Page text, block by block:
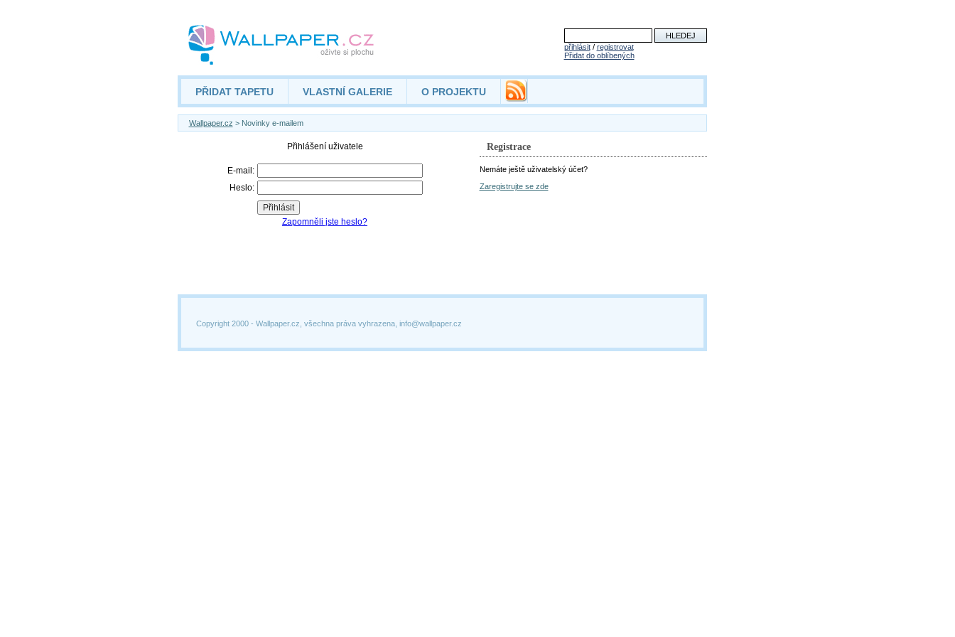
přihlásit/ registrovat
Přidat do oblíbených
PŘIDAT TAPETU VLASTNÍ GALERIE O PROJEKTU
Wallpaper.cz > Novinky e-mailem
Registrace
Nemáte ještě uživatelský účet?
Zaregistrujte se zde
Copyright 2000 - Wallpaper.cz, všechna práva vyhrazena, info@wallpaper.cz